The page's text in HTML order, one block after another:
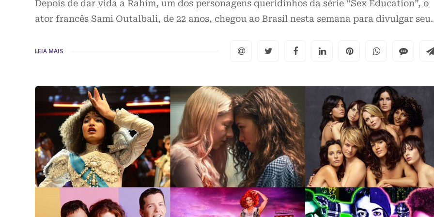
Depois de dar vida a Rahim, um dos personagens queridinhos da série “Sex Education”, o
ator francês Sami Outalbali, de 22 anos, chegou ao Brasil nesta semana para divulgar
LEIA MAIS